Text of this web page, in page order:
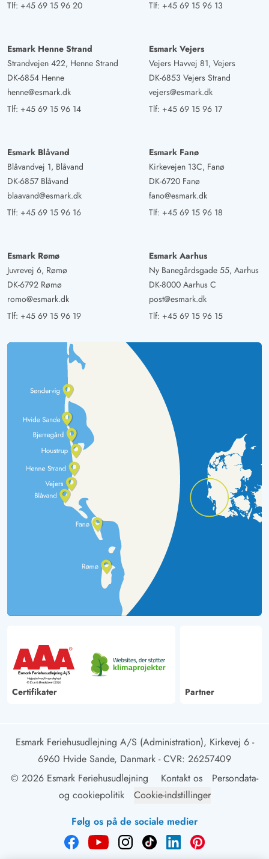
Tlf: +45 69 15 96 20
Tlf: +45 69 15 96 13
Esmark Henne Strand
Strandvejen 422, Henne Strand
DK-6854 Henne
henne@esmark.dk
Tlf: +45 69 15 96 14
Esmark Vejers
Vejers Havvej 81, Vejers
DK-6853 Vejers Strand
vejers@esmark.dk
Tlf: +45 69 15 96 17
Esmark Blåvand
Blåvandvej 1, Blåvand
DK-6857 Blåvand
blaavand@esmark.dk
Tlf: +45 69 15 96 16
Esmark Fanø
Kirkevejen 13C, Fanø
DK-6720 Fanø
fano@esmark.dk
Tlf: +45 69 15 96 18
Esmark Rømø
Juvrevej 6, Rømø
DK-6792 Rømø
romo@esmark.dk
Tlf: +45 69 15 96 19
Esmark Aarhus
Ny Banegårdsgade 55, Aarhus
DK-8000 Aarhus C
post@esmark.dk
Tlf: +45 69 15 96 15
Certifikater Partner
Esmark Feriehusudlejning A/S (Administration), Kirkevej 6 -
6960 Hvide Sande, Danmark - CVR: 26257409
© 2026 Esmark Feriehusudlejning
Kontakt os
Persondata-
og cookiepolitik
Cookie-indstillinger
Følg os på de sociale medier